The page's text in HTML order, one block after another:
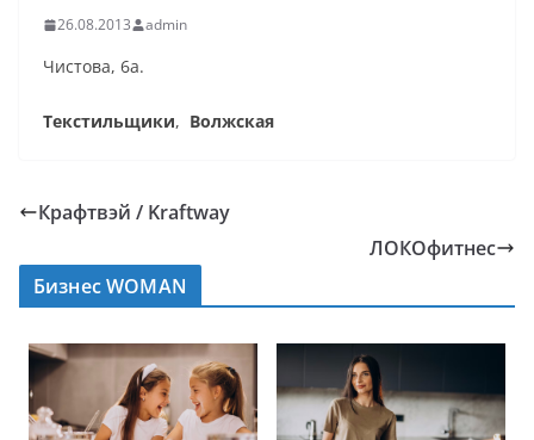
26.08.2013 admin
Чистова, 6а.
Текстильщики, Волжская
Крафтвэй / Kraftway
ЛОКОфитнес
Бизнес WOMAN